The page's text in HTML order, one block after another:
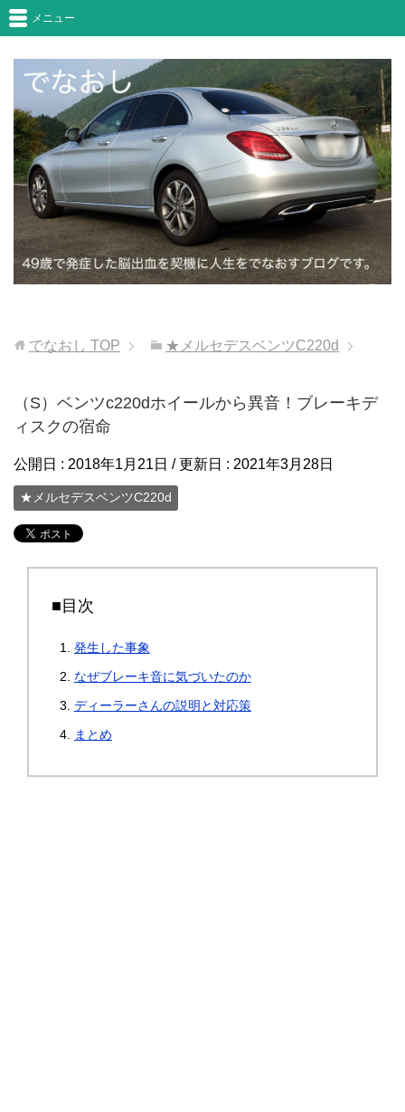
メニュー
でなおし TOP ★メルセデスベンツC220d
（S）ベンツc220dホイールから異音！ブレーキデ
ィスクの宿命
公開日 : 2018年1月21日 / 更新日 : 2021年3月28日
★メルセデスベンツC220d
■目次
発生した事象
なぜブレーキ音に気づいたのか
ディーラーさんの説明と対応策
まとめ